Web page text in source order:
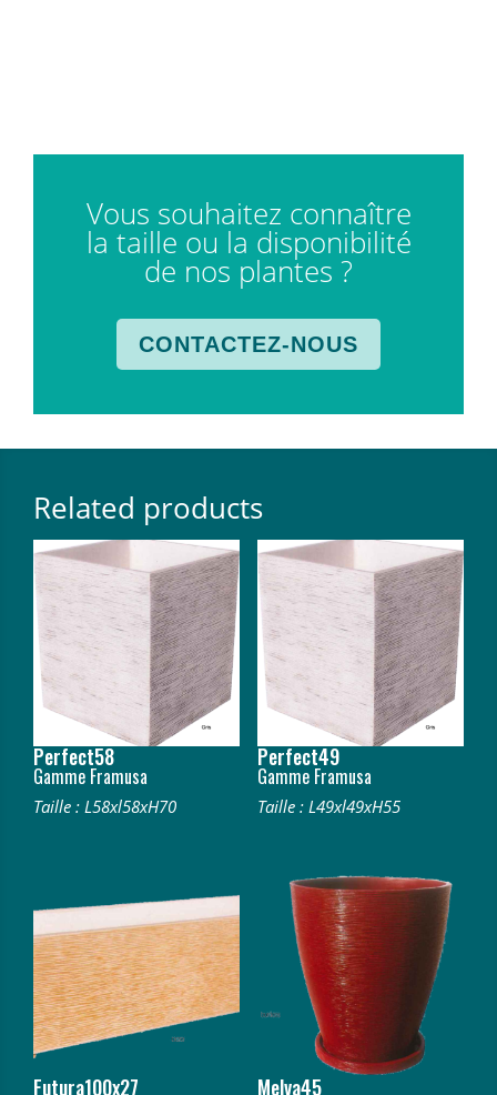
Vous souhaitez connaître
la taille ou la disponibilité
de nos plantes ?
CONTACTEZ-NOUS
Related products
Perfect58
Gamme Framusa
Taille : L58xl58xH70
Perfect49
Gamme Framusa
Taille : L49xl49xH55
Futura100x27 Melva45